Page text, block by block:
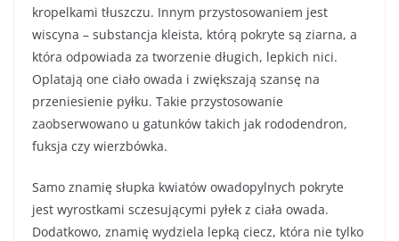
kropelkami tłuszczu. Innym przystosowaniem jest
wiscyna – substancja kleista, którą pokryte są ziarna, a
która odpowiada za tworzenie długich, lepkich nici.
Oplatają one ciało owada i zwiększają szansę na
przeniesienie pyłku. Takie przystosowanie
zaobserwowano u gatunków takich jak rododendron,
fuksja czy wierzbówka.
Samo znamię słupka kwiatów owadopylnych pokryte
jest wyrostkami sczesującymi pyłek z ciała owada.
Dodatkowo, znamię wydziela lepką ciecz, która nie tylko